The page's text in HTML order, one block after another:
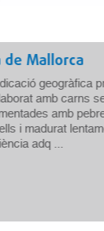
de Mallorca
geogràfica
amb carns
amb
i madurat
adq ...